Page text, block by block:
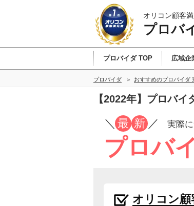
オリコン顧客
プロバ
プロバイダ TOP 広域企
プロバイダ おすすめのプロバイダ
【2022年】プロバ
／ 最 新 ／ 実際
プロバ
オリコン顧